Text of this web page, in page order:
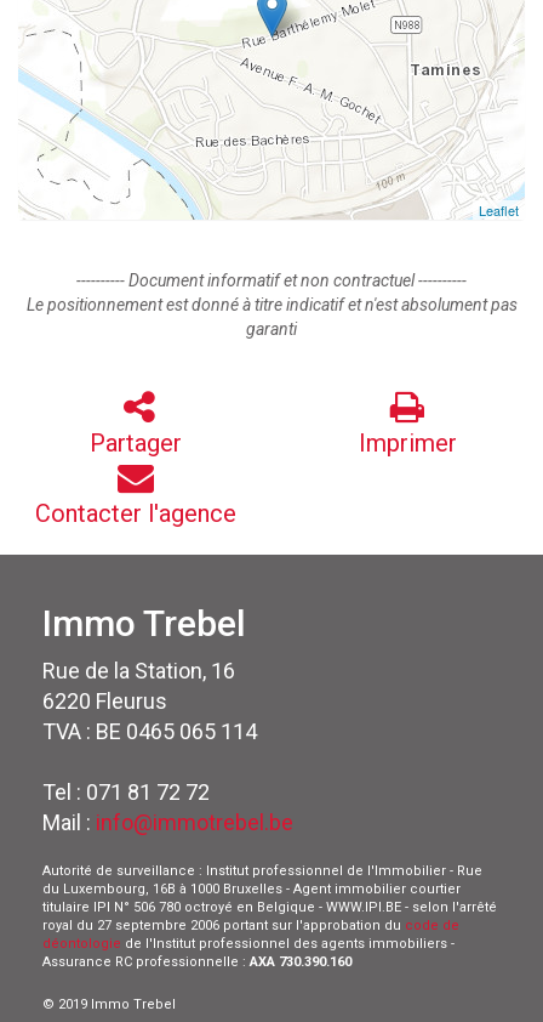
Leaflet
---------- Document informatif et non contractuel ----------
Le positionnement est donné à titre indicatif et n'est absolument pas
garanti
Partager Imprimer
Contacter l'agence
Immo Trebel
Rue de la Station, 16
6220 Fleurus
TVA : BE 0465 065 114
Tel : 071 81 72 72
Mail : info@immotrebel.be
Autorité de surveillance : Institut professionnel de l'Immobilier - Rue
du Luxembourg, 16B à 1000 Bruxelles - Agent immobilier courtier
titulaire IPI N° 506 780 octroyé en Belgique - WWW.IPI.BE - selon l'arrêté
royal du 27 septembre 2006 portant sur l'approbation du code de
déontologie de l'Institut professionnel des agents immobiliers -
Assurance RC professionnelle :AXA 730.390.160
© 2019 Immo Trebel